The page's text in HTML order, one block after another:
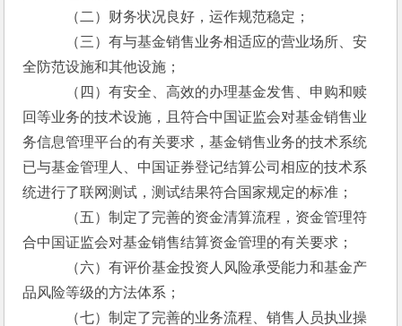
（二）财务状况良好，运作规范稳定；
（三）有与基金销售业务相适应的营业场所、安
全防范设施和其他设施；
（四）有安全、高效的办理基金发售、申购和赎
回等业务的技术设施，且符合中国证监会对基金销售业
务信息管理平台的有关要求，基金销售业务的技术系统
已与基金管理人、中国证券登记结算公司相应的技术系
统进行了联网测试，测试结果符合国家规定的标准；
（五）制定了完善的资金清算流程，资金管理符
合中国证监会对基金销售结算资金管理的有关要求；
（六）有评价基金投资人风险承受能力和基金产
品风险等级的方法体系；
（七）制定了完善的业务流程、销售人员执业操